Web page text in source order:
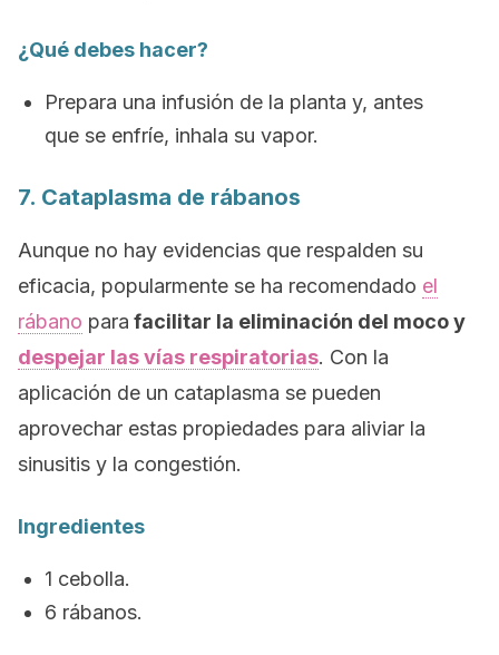
¿Qué debes hacer?
Prepara una infusión de la planta y, antes
que se enfríe, inhala su vapor.
7. Cataplasma de rábanos
Aunque no hay evidencias que respalden su
eficacia, popularmente se ha recomendado el
rábano para facilitar la eliminación del moco y
despejar las vías respiratorias. Con la
aplicación de un cataplasma se pueden
aprovechar estas propiedades para aliviar la
sinusitis y la congestión.
Ingredientes
1 cebolla.
6 rábanos.